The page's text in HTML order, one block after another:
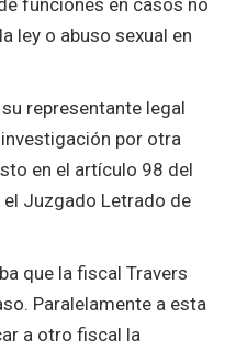
ley o abuso sexual en
representante legal
por otra
en el artículo 98 del
el Juzgado Letrado de
que la fiscal Travers
Paralelamente a esta
a otro fiscal la